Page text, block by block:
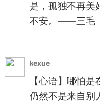
是，孤独不再美
不安。——三毛
kexue
【心语】哪怕
仍然不是来自别